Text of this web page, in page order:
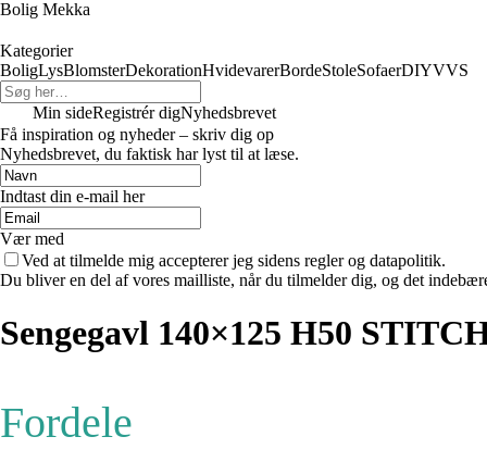
Bolig Mekka
Kategorier
BoligLysBlomsterDekorationHvidevarerBordeStoleSofaerDIYVVS
Min sideRegistrér digNyhedsbrevet
Få inspiration og nyheder – skriv dig op
Nyhedsbrevet, du faktisk har lyst til at læse.
Indtast din e-mail her
Vær med
Ved at tilmelde mig accepterer jeg sidens regler og datapolitik.
Du bliver en del af vores mailliste, når du tilmelder dig, og det
Sengegavl 140×125 H50
Fordele